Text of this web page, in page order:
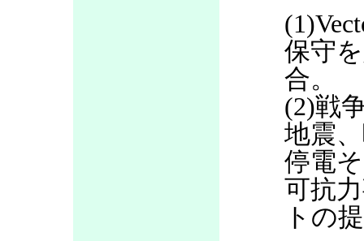
保守
合。
(2)戦
地震
停電
可抗
トの